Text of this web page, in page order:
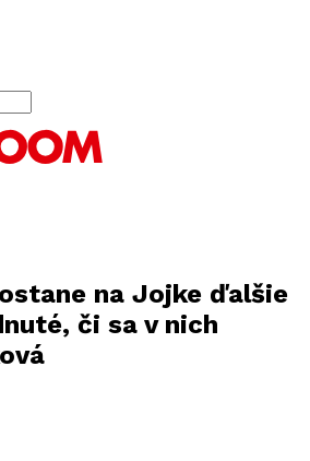
na Jojke ďalšie
či sa v nich